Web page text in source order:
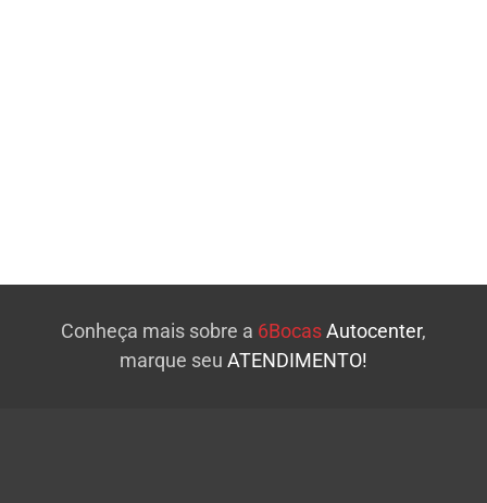
Conheça mais sobre a 6BocasAutocenter,
marque seu ATENDIMENTO!